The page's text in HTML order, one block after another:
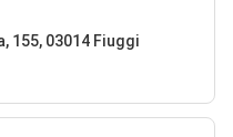
155, 03014 Fiuggi